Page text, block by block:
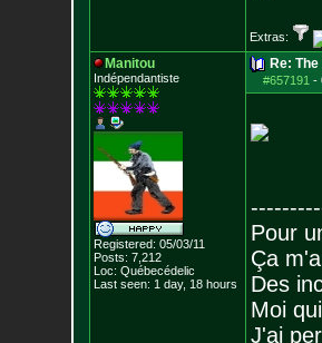
Extras:
Manitou
Indépendantiste
Registered: 05/03/11
Posts: 7,212
Loc: Québecédelic
Last seen: 1 day, 18 hours
Re:
#657191 -
Pour
Ça
Des
Moi
J'ai